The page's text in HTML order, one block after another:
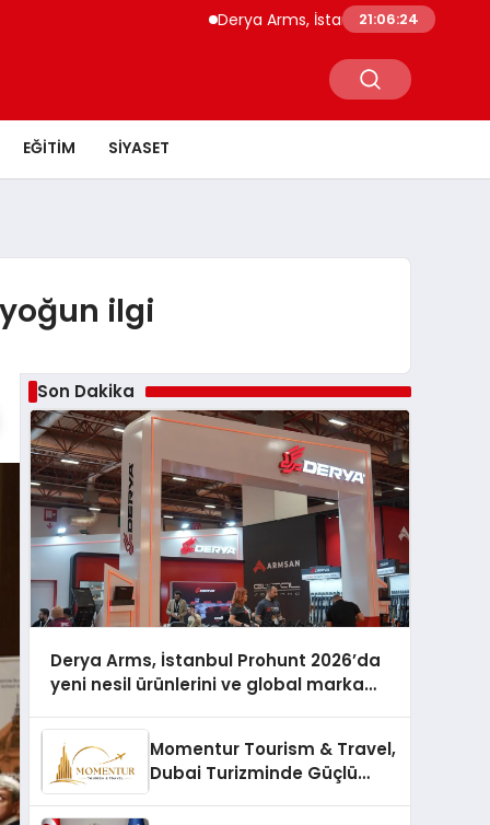
Derya Arms, İstanbul Prohunt 2026’da yeni
21:06:26
EĞITIM SIYASET
ilgi
Son Dakika
Derya Arms, İstanbul Prohunt 2026’da
yeni nesil ürünlerini ve global marka
Momentur Tourism & Travel,
Dubai Turizminde Güçlü